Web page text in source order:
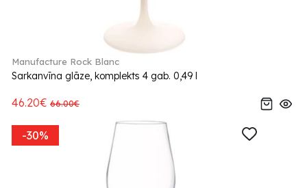
Manufacture Rock Blanc
Sarkanvīna glāze, komplekts 4 gab. 0,49 l
46.20€ 66.00€
-30%